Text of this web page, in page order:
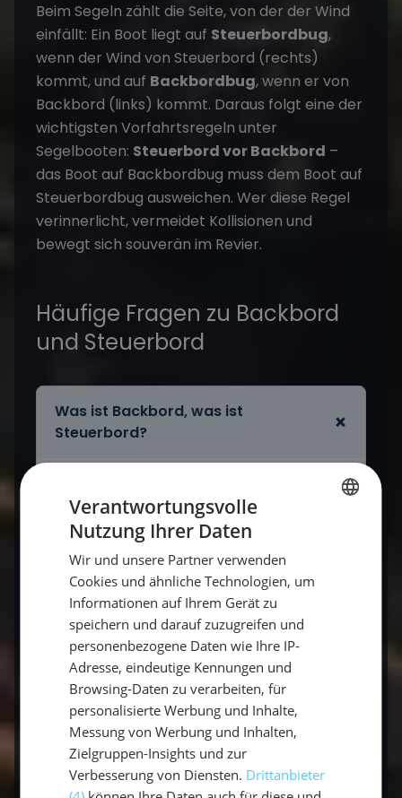
Beim Segeln zählt die Seite, von der der Wind
einfällt: Ein Boot liegt auf Steuerbordbug,
wenn der Wind von Steuerbord (rechts)
kommt, und auf Backbordbug, wenn er von
Backbord (links) kommt. Daraus folgt eine der
wichtigsten Vorfahrtsregeln unter
Segelbooten: Steuerbord vor Backbord –
das Boot auf Backbordbug muss dem Boot auf
Steuerbordbug ausweichen. Wer diese Regel
verinnerlicht, vermeidet Kollisionen und
bewegt sich souverän im Revier.
Häufige Fragen zu Backbord
und Steuerbord
Was ist Backbord, was ist
Steuerbord?
Seite eines Schiffes
in Fahrtrichtung (rotes Licht), Steuerbord
dierechteSeite (grünes Licht). Beide
Begriffe gelten immer in Fahrtrichtung,
unabhängig von der Blickrichtung der
Crew.
Welche Farbe hat Backbord, welche
Steuerbord?
Wie merke ich mir Backbord und
Steuerbord?
Verantwortungsvolle
Nutzung Ihrer Daten
Wir und unsere Partner verwenden
Cookies und ähnliche Technologien, um
Informationen auf Ihrem Gerät zu
speichern und darauf zuzugreifen und
personenbezogene Daten wie Ihre IP-
Adresse, eindeutige Kennungen und
Browsing-Daten zu verarbeiten, für
personalisierte Werbung und Inhalte,
Messung von Werbung und Inhalten,
Zielgruppen-Insights und zur
Verbesserung von Diensten. Drittanbieter